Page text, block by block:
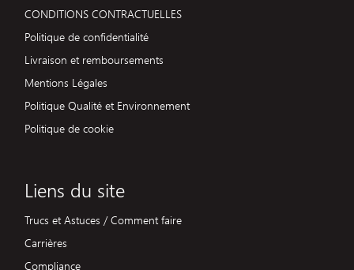
CONDITIONS CONTRACTUELLES
Politique de confidentialité
Livraison et remboursements
Mentions Légales
Politique Qualité et Environnement
Politique de cookie
Liens du site
Trucs et Astuces / Comment faire
Carrières
Compliance